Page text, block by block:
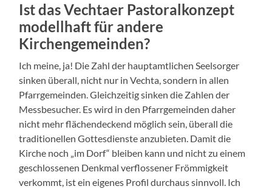
Ist das Vechtaer Pastoralkonzept
modellhaft für andere
Kirchengemeinden?
Ich meine, ja! Die Zahl der hauptamtlichen Seelsorger
sinken überall, nicht nur in Vechta, sondern in allen
Pfarrgemeinden. Gleichzeitig sinken die Zahlen der
Messbesucher. Es wird in den Pfarrgemeinden daher
nicht mehr flächendeckend möglich sein, überall die
traditionellen Gottesdienste anzubieten. Damit die
Kirche noch „im Dorf“ bleiben kann und nicht zu einem
geschlossenen Denkmal verflossener Frömmigkeit
verkommt, ist ein eigenes Profil durchaus sinnvoll. Ich